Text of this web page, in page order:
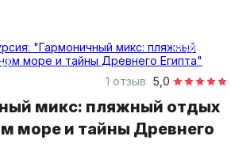
10 дней
5,0
1 отзыв
микс: пляжный отдых
море и тайны Древнего